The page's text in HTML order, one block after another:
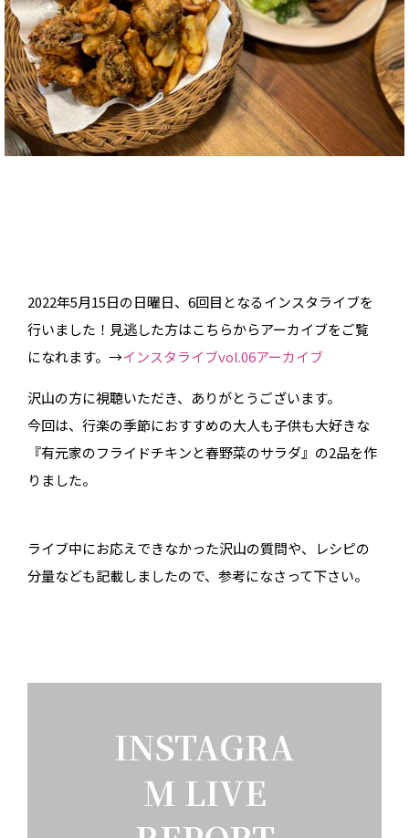
2022年5月15日の日曜日、6回目となるインスタライブを
行いました！見逃した方はこちらからアーカイブをご覧
になれます。→インスタライブvol.06アーカイブ
沢山の方に視聴いただき、ありがとうございます。
今回は、行楽の季節におすすめの大人も子供も大好きな
『有元家のフライドチキンと春野菜のサラダ』の2品を作
りました。
ライブ中にお応えできなかった沢山の質問や、レシピの
分量なども記載しましたので、参考になさって下さい。
INSTAGRA
M LIVE